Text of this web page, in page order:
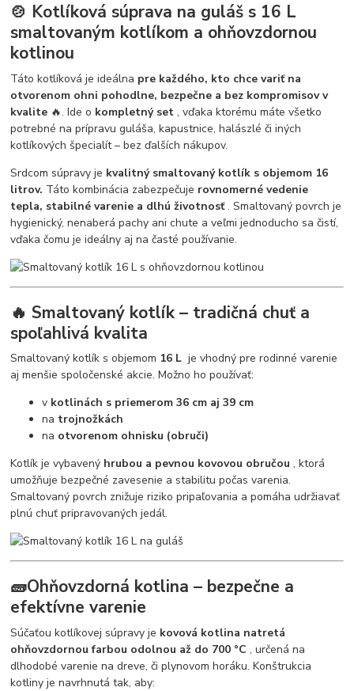
🍲 Kotlíková súprava na guláš s 16 L
smaltovaným kotlíkom a ohňovzdornou
kotlinou
Táto kotlíková je ideálna pre každého, kto chce variť na
otvorenom ohni pohodlne, bezpečne a bez kompromisov v
kvalite 🔥. Ide o kompletný set , vďaka ktorému máte všetko
potrebné na prípravu guláša, kapustnice, halászlé či iných
kotlíkových špecialít – bez ďalších nákupov.
Srdcom súpravy je kvalitný smaltovaný kotlík s objemom 16
litrov. Táto kombinácia zabezpečuje rovnomerné vedenie
tepla, stabilné varenie a dlhú životnosť. Smaltovaný povrch je
hygienický, nenaberá pachy ani chute a veľmi jednoducho sa čistí,
vďaka čomu je ideálny aj na časté používanie.
🔥 Smaltovaný kotlík – tradičná chuť a
spoľahlivá kvalita
Smaltovaný kotlík s objemom 16 L je vhodný pre rodinné varenie
aj menšie spoločenské akcie. Možno ho používať:
v kotlinách s priemerom 36 cm aj 39 cm
na trojnožkách
na otvorenom ohnisku (obruči)
Kotlík je vybavený hrubou a pevnou kovovou obručou , ktorá
umožňuje bezpečné zavesenie a stabilitu počas varenia.
Smaltovaný povrch znižuje riziko pripaľovania a pomáha udržiavať
plnú chuť pripravovaných jedál.
🧱Ohňovzdorná kotlina – bezpečne a
efektívne varenie
Súčaťou kotlíkovej súpravy je kovová kotlina natretá
ohňovzdornou farbou odolnou až do 700 °C , určená na
dlhodobé varenie na dreve, či plynovom horáku. Konštrukcia
kotliny je navrhnutá tak, aby: